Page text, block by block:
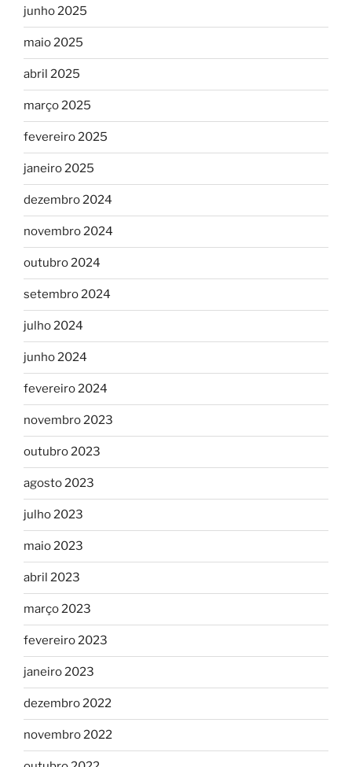
junho 2025
maio 2025
abril 2025
março 2025
fevereiro 2025
janeiro 2025
dezembro 2024
novembro 2024
outubro 2024
setembro 2024
julho 2024
junho 2024
fevereiro 2024
novembro 2023
outubro 2023
agosto 2023
julho 2023
maio 2023
abril 2023
março 2023
fevereiro 2023
janeiro 2023
dezembro 2022
novembro 2022